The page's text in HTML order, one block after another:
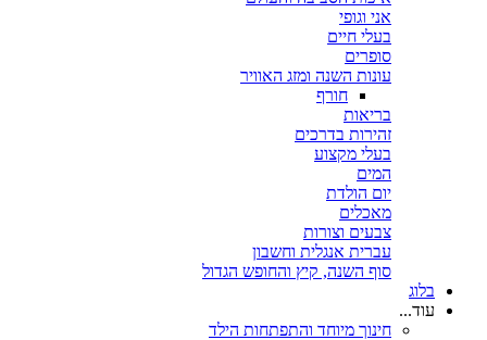
אני וגופי
בעלי חיים
סופרים
עונות השנה ומזג האוויר
חורף
בריאות
זהירות בדרכים
בעלי מקצוע
המים
יום הולדת
מאכלים
צבעים וצורות
עברית אנגלית וחשבון
סוף השנה, קיץ והחופש הגדול
בלוג
עוד...
חינוך מיוחד והתפתחות הילד